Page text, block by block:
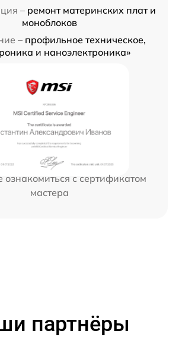
– ремонт материнских плат и
моноблоков
– профильное техническое,
и наноэлектроника»
с сертификатом
мастера
партнёры